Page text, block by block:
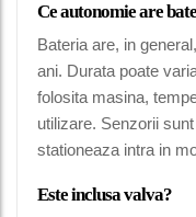
Ce autonomie are
Bateria are, in
ani. Durata poate
folosita masina,
utilizare. Senzorii
stationeaza intra in
Este inclusa valva?